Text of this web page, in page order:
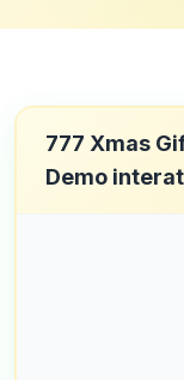
777 Xmas
Demo